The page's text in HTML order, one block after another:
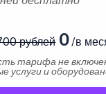
рублей0/в
тарифа не
услуги и